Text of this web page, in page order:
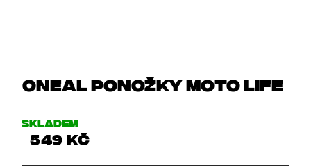
Oneal ponožky MOTO LIFE
Skladem
549 Kč